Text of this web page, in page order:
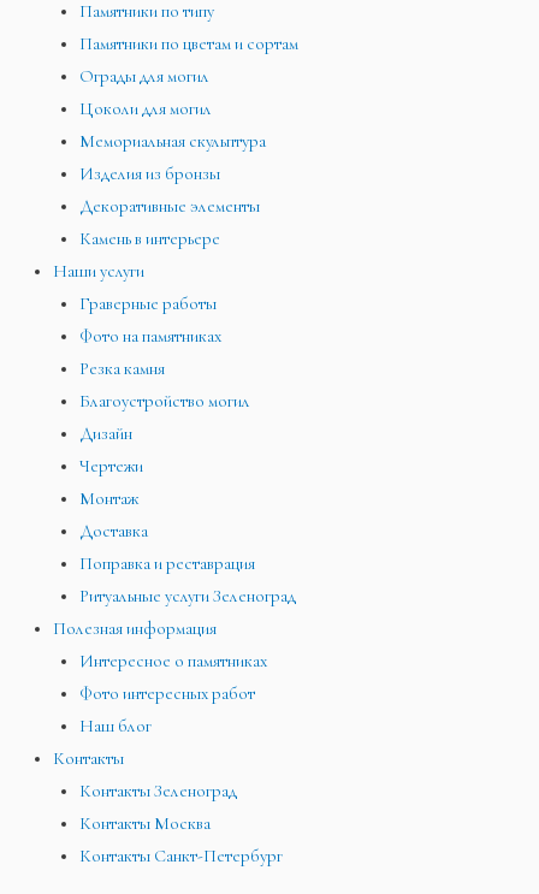
Памятники по типу
Памятники по цветам и сортам
Ограды для могил
Цоколи для могил
Мемориальная скульптура
Изделия из бронзы
Декоративные элементы
Камень в интерьере
Наши услуги
Граверные работы
Фото на памятниках
Резка камня
Благоустройство могил
Дизайн
Чертежи
Монтаж
Доставка
Поправка и реставрация
Ритуальные услуги Зеленоград
Полезная информация
Интересное о памятниках
Фото интересных работ
Наш блог
Контакты
Контакты Зеленоград
Контакты Москва
Контакты Санкт-Петербург